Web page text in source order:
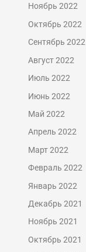
Ноябрь 2022
Октябрь 2022
Сентябрь 2022
Август 2022
Июль 2022
Июнь 2022
Май 2022
Апрель 2022
Март 2022
Февраль 2022
Январь 2022
Декабрь 2021
Ноябрь 2021
Октябрь 2021